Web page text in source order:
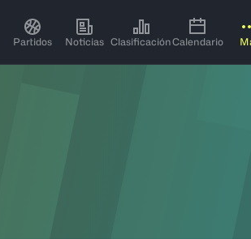
Partidos Noticias ClasificaciónCalendario